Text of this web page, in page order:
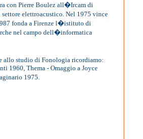
con Pierre Boulez all�Ircam di
elettroacustico. Nel 1975 vince
fonda a Firenze l�istituto di
nel campo dell�informatica
studio di Fonologia ricordiamo:
1960, Thema - Omaggio a Joyce
1975.